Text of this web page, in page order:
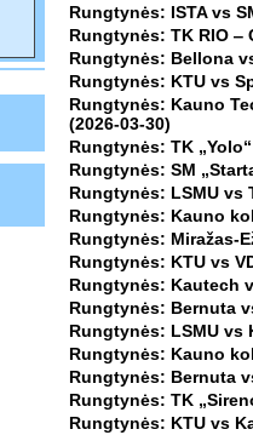
Rungtynės: ISTA vs
Rungtynės: TK RIO ‒
Rungtynės: Bellona
Rungtynės: KTU vs
Rungtynės: Kauno
(2026-03-30)
Rungtynės: TK
Rungtynės: SM
Rungtynės: LSMU vs
Rungtynės: Kauno
Rungtynės: Miražas-
Rungtynės: KTU vs
Rungtynės: Kautech
Rungtynės: Bernuta
Rungtynės: LSMU vs
Rungtynės: Kauno
Rungtynės: Bernuta
Rungtynės: TK
Rungtynės: KTU vs